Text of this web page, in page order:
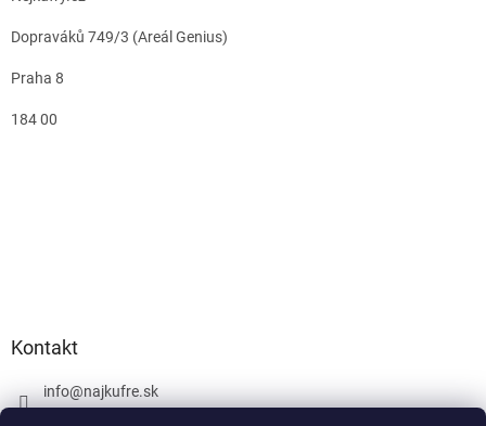
Dopraváků 749/3 (Areál Genius)
Praha 8
184 00
Kontakt
info@najkufre.sk